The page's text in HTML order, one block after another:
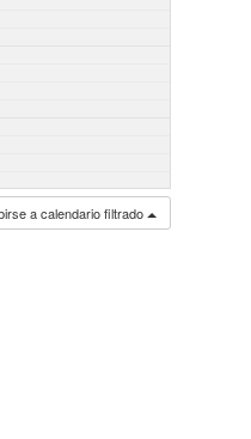
a calendario filtrado